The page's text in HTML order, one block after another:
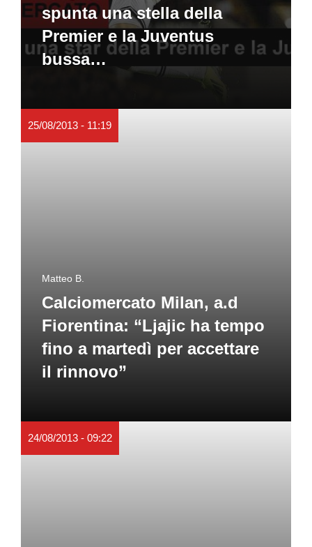
spunta una stella della
Premier e la Juventus
bussa…
25/08/2013 - 11:19
Matteo B.
Calciomercato Milan, a.d
Fiorentina: “Ljajic ha tempo
fino a martedì per accettare
il rinnovo”
24/08/2013 - 09:22